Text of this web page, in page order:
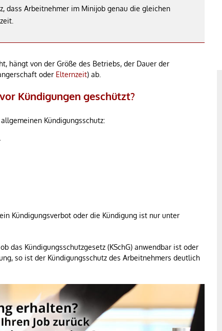
dass Arbeitnehmer im Minijob genau die gleichen
hängt von der Größe des Betriebs, der Dauer der
oder Elternzeit) ab.
Kündigungen geschützt?
Kündigungsschutz:
Kündigungsverbot oder die Kündigung ist nur unter
das Kündigungsschutzgesetz (KSchG) anwendbar ist oder
so ist der Kündigungsschutz des Arbeitnehmers deutlich